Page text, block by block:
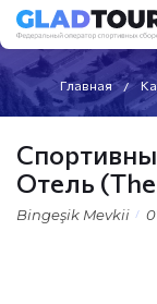
Главная
Отель
Bingeşik Mevkii